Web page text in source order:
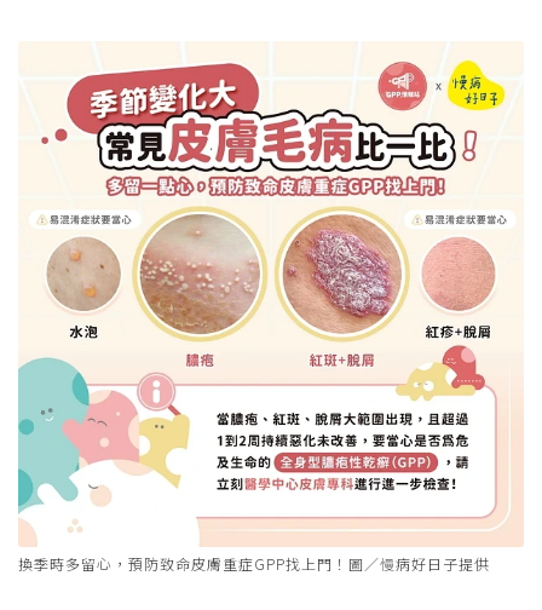
換季時多留心，預防致命皮膚重症GPP找上門！圖／慢病好日子提供